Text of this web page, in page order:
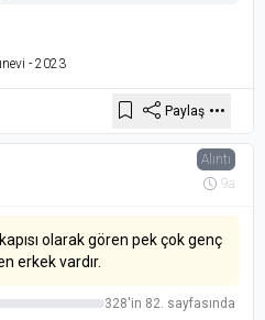
- 2023
Paylaş
Alıntı
9a
olarak gören pek çok genç
erkek vardır.
328'in 82. sayfasında